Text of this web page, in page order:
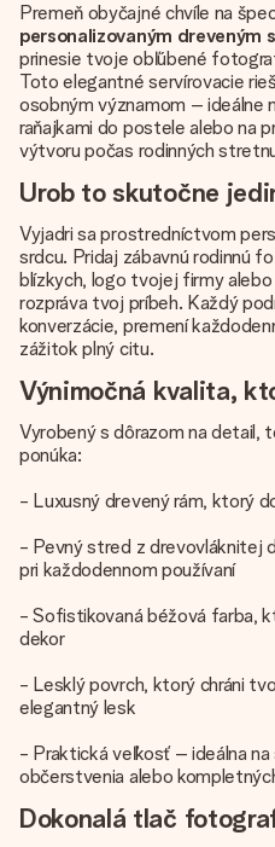
Premeň obyčajné chvíle na
personalizovaným dreveným
prinesie tvoje obľúbené
Toto elegantné servírovacie
osobným významom – ideálne
raňajkami do postele alebo na
výtvoru počas rodinných
Urob to skutočne
Vyjadri sa prostredníctvom
srdcu. Pridaj zábavnú rodinnú
blízkych, logo tvojej firmy
rozpráva tvoj príbeh. Každý
konverzácie, premení
zážitok plný citu.
Výnimočná kvalita,
Vyrobený s dôrazom na detail,
ponúka:
- Luxusný drevený rám, ktorý
- Pevný stred z drevovláknitej
pri každodennom používaní
- Sofistikovaná béžová farba,
dekor
- Lesklý povrch, ktorý chráni
elegantný lesk
- Praktická veľkosť – ideálna na
občerstvenia alebo
Dokonalá tlač